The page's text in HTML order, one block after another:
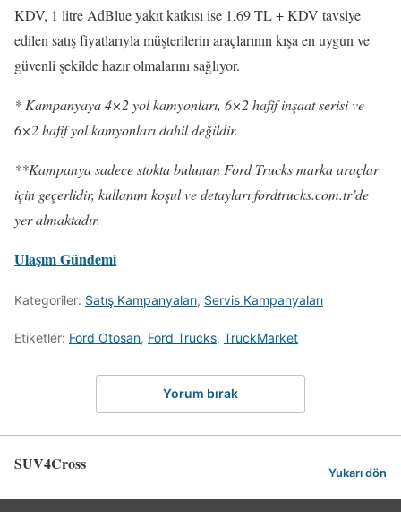
KDV, 1 litre AdBlue yakıt katkısı ise 1,69 TL + KDV tavsiye
edilen satış fiyatlarıyla müşterilerin araçlarının kışa en uygun ve
güvenli şekilde hazır olmalarını sağlıyor.
* Kampanyaya 4×2 yol kamyonları, 6×2 hafif inşaat serisi ve
6×2 hafif yol kamyonları dahil değildir.
**Kampanya sadece stokta bulunan Ford Trucks marka araçlar
için geçerlidir, kullanım koşul ve detayları fordtrucks.com.tr’de
yer almaktadır.
Ulaşım Gündemi
Kategoriler: Satış Kampanyaları, Servis Kampanyaları
Etiketler: Ford Otosan, Ford Trucks, TruckMarket
Yorum bırak
SUV4Cross Yukarı dön